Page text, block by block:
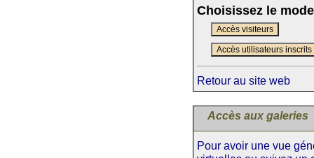
Choisissez le
Accès visiteurs
Accès utilisateurs inscrits
Retour au site web
Accès aux galeries
Pour avoir une vue